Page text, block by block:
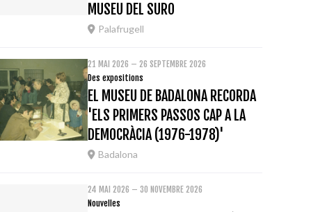
MUSEU DEL SURO
Palafrugell
21 MAI 2026 – 26 SEPTEMBRE 2026
Des expositions
EL MUSEU DE BADALONA RECORDA
'ELS PRIMERS PASSOS CAP A LA
DEMOCRÀCIA (1976-1978)'
Badalona
24 MAI 2026 – 30 NOVEMBRE 2026
Nouvelles